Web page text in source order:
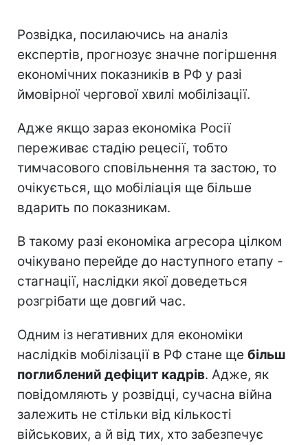
Розвідка, посилаючись на аналіз
експертів, прогнозує значне погіршення
економічних показників в РФ у разі
ймовірної чергової хвилі мобілізації.
Адже якщо зараз економіка Росії
переживає стадію рецесії, тобто
тимчасового сповільнення та застою, то
очікується, що мобіліація ще більше
вдарить по показникам.
В такому разі економіка агресора цілком
очікувано перейде до наступного етапу -
стагнації, наслідки якої доведеться
розгрібати ще довгий час.
Одним із негативних для економіки
наслідків мобілізації в РФ стане ще більш
поглиблений дефіцит кадрів. Адже, як
повідомляють у розвідці, сучасна війна
залежить не стільки від кількості
військових, а й від тих, хто забезпечує